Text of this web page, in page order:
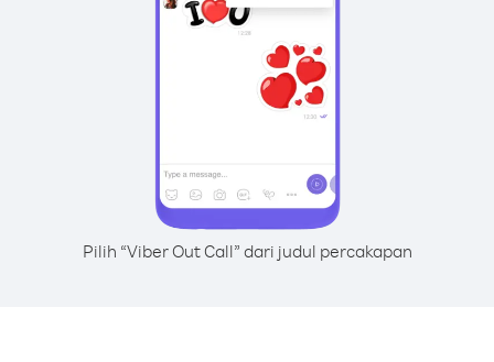
Pilih “Viber Out Call” dari judul percakapan